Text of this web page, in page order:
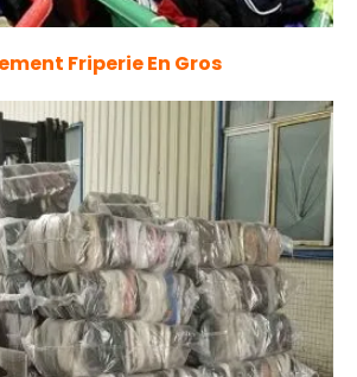
Friperie En Gros